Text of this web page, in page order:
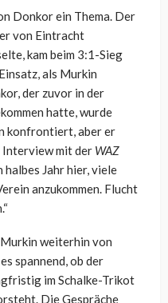
Donkor ein Thema. Der
von Eintracht
kam beim 3:1-Sieg
als Murkin
der zuvor in der
hatte, wurde
konfrontiert, aber er
Interview mit der WAZ
Jahr hier, viele
anzukommen. Flucht
weiterhin von
spannend, ob der
im Schalke-Trikot
Die Gespräche